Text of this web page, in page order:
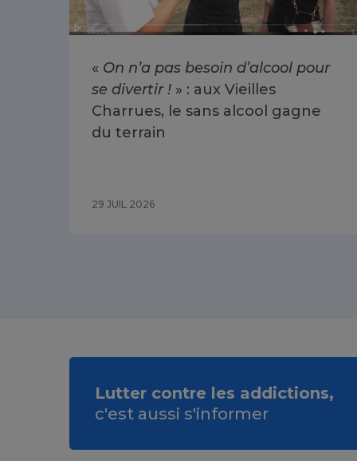
« On n’a pas besoin d’alcool pour
se divertir ! » : aux Vieilles
Charrues, le sans alcool gagne
du terrain
29 JUIL 2026
Lutter contre les addictions,
c'est aussi s'informer